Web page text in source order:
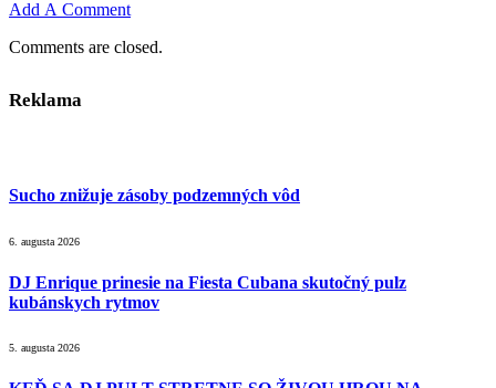
Add A Comment
Comments are closed.
Reklama
Sucho znižuje zásoby podzemných vôd
6. augusta 2026
DJ Enrique prinesie na Fiesta Cubana skutočný pulz
kubánskych rytmov
5. augusta 2026